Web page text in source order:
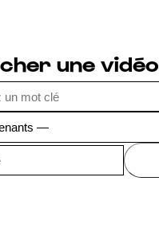
une vidéo